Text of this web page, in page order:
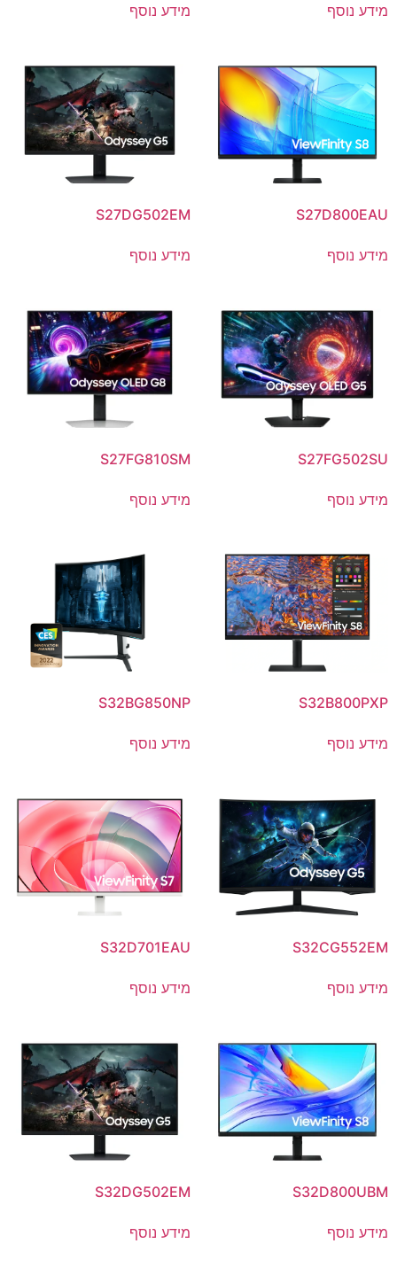
מידע נוסף מידע נוסף
S27D800EAU
מידע נוסף
S27DG502EM
מידע נוסף
S27FG502SU
מידע נוסף
S27FG810SM
מידע נוסף
S32B800PXP
מידע נוסף
S32BG850NP
מידע נוסף
S32CG552EM
מידע נוסף
S32D701EAU
מידע נוסף
S32D800UBM
מידע נוסף
S32DG502EM
מידע נוסף